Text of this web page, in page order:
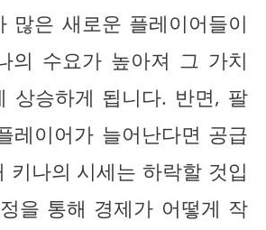
많은 새로운 플레이어들이
의 수요가 높아져 그 가치
상승하게 됩니다. 반면, 팔
레이어가 늘어난다면 공급
키나의 시세는 하락할 것입
을 통해 경제가 어떻게 작